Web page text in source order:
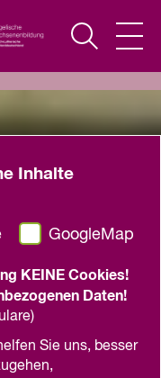
Inhalte
GoogleMap
KEINE Cookies!
Daten!
Sie uns, besser